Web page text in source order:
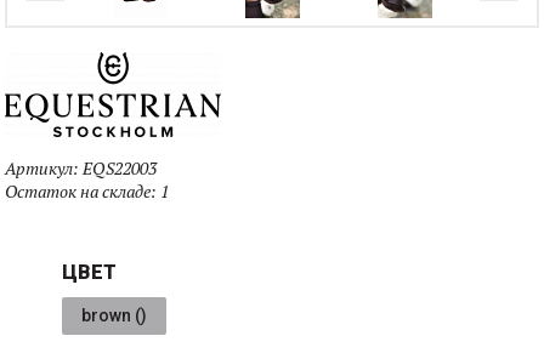
Артикул:EQS22003
Остаток на складе: 1
ЦВЕТ
brown ()